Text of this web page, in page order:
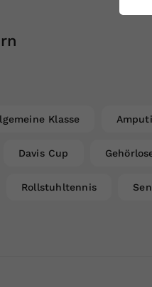
Klasse
Davis Cup
Rollstuhltennis